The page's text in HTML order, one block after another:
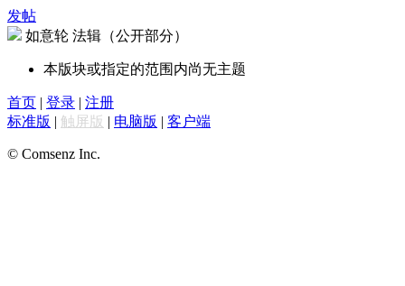
发帖
如意轮 法辑（公开部分）
本版块或指定的范围内尚无主题
首页 | 登录 | 注册
标准版 | 触屏版 | 电脑版 | 客户端
© Comsenz Inc.